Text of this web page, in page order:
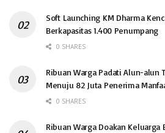
Soft Launching KM Dharma
Berkapasitas 1.400 Penumpang
0 SHARES
Ribuan Warga Padati Alun-alun
Menuju 82 Juta Penerima
0 SHARES
Ribuan Warga Doakan Keluarga